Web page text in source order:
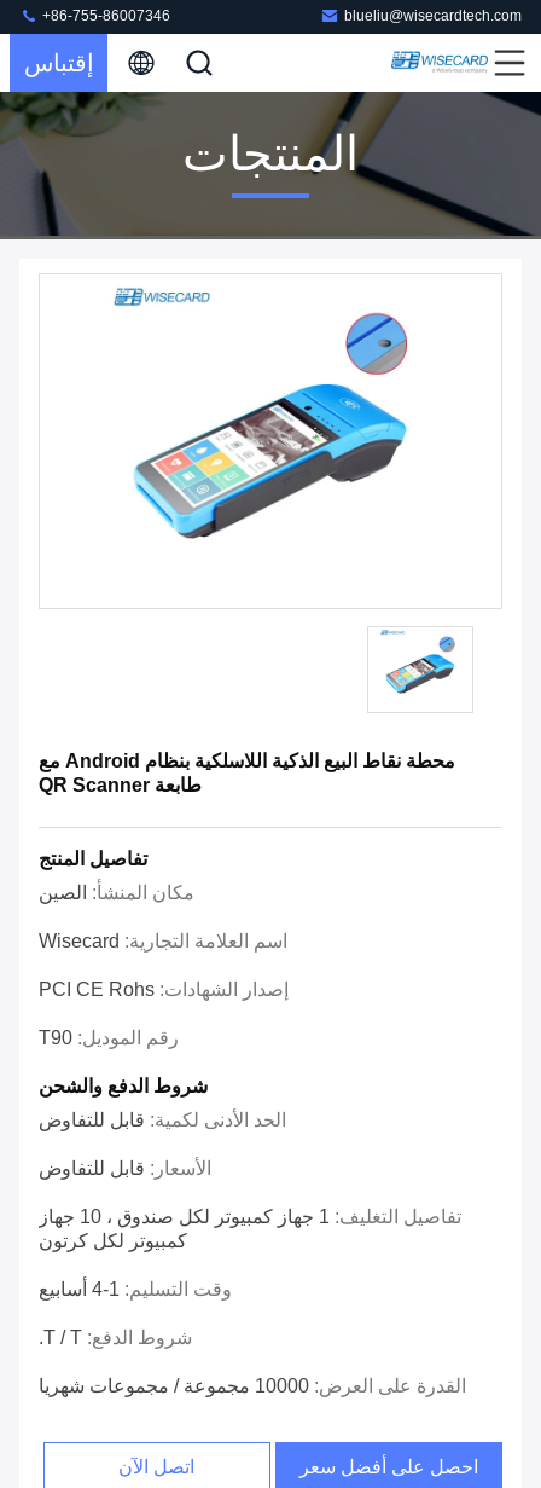
blueliu@wisecardtech.com
+86-755-86007346
إقتباس
المنتجات
محطة نقاط البيع الذكية اللاسلكية بنظام Android مع
طابعة QR Scanner
تفاصيل المنتج
مكان المنشأ: الصين
اسم العلامة التجارية: Wisecard
إصدار الشهادات: PCI CE Rohs
رقم الموديل: T90
شروط الدفع والشحن
الحد الأدنى لكمية: قابل للتفاوض
الأسعار: قابل للتفاوض
تفاصيل التغليف:
1 جهاز كمبيوتر لكل صندوق ، 10 جهاز
كمبيوتر لكل كرتون
وقت التسليم: 1-4 أسابيع
شروط الدفع: T / T.
القدرة على العرض: 10000 مجموعة / مجموعات شهريا
احصل على أفضل سعر اتصل الآن